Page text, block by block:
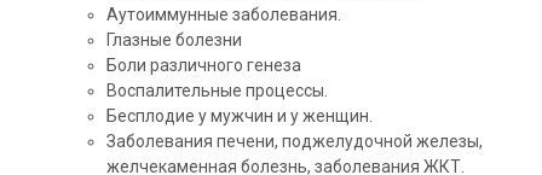
Аутоиммунные заболевания.
Глазные болезни
Боли различного генеза
Воспалительные процессы.
Бесплодие у мужчин и у женщин.
Заболевания печени, поджелудочной железы,
желчекаменная болезнь, заболевания ЖКТ.